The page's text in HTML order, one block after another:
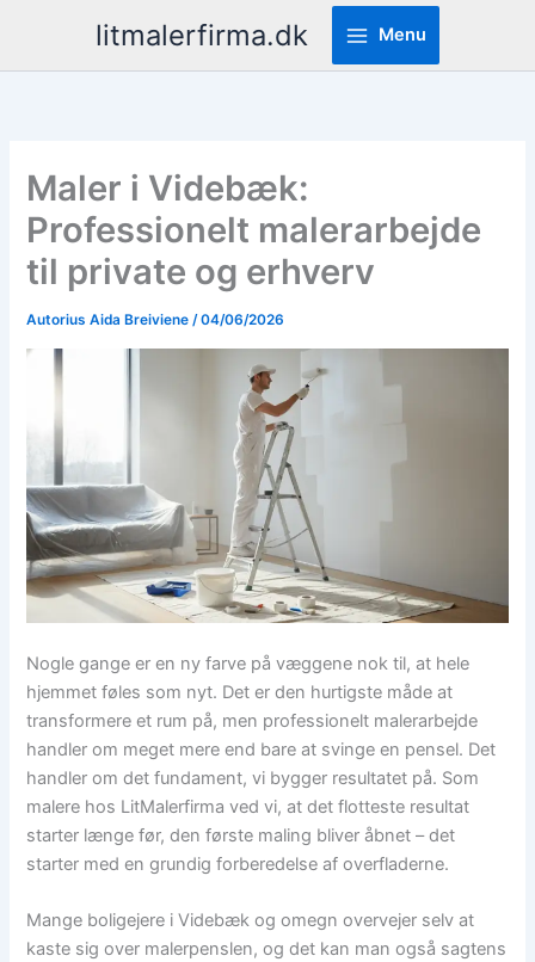
turinio
litmalerfirma.dk Menu
Maler i Videbæk:
Professionelt malerarbejde
til private og erhverv
Autorius Aida Breiviene/04/06/2026
Nogle gange er en ny farve på væggene nok til, at hele
hjemmet føles som nyt. Det er den hurtigste måde at
transformere et rum på, men professionelt malerarbejde
handler om meget mere end bare at svinge en pensel. Det
handler om det fundament, vi bygger resultatet på. Som
malere hos LitMalerfirma ved vi, at det flotteste resultat
starter længe før, den første maling bliver åbnet – det
starter med en grundig forberedelse af overfladerne.
Mange boligejere i Videbæk og omegn overvejer selv at
kaste sig over malerpenslen, og det kan man også sagtens